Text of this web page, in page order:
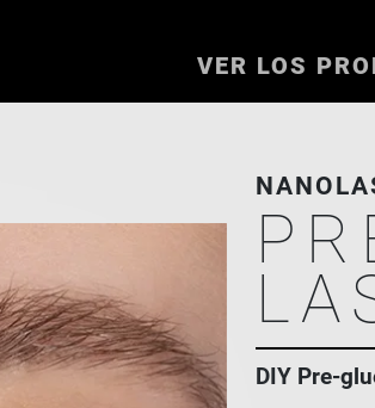
VER LOS
DIY Pre-